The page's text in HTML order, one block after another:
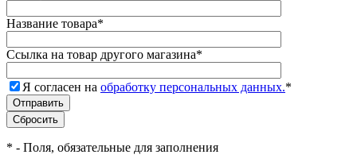
Название товара*
Ссылка на товар другого магазина*
Я согласен на обработку персональных данных.*
* - Поля, обязательные для заполнения